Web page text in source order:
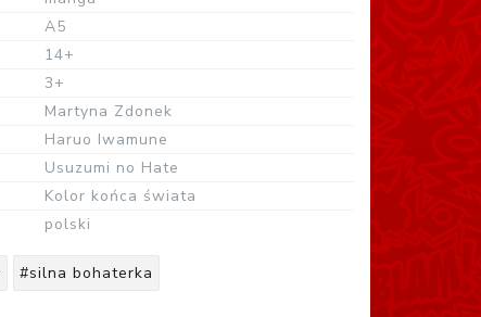
A5
14+
3+
Martyna Zdonek
Haruo Iwamune
Usuzumi no Hate
Kolor końca świata
polski
#silna bohaterka